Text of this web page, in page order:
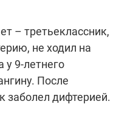
– третьеклассник,
не ходил на
у 9-летнего
После
заболел дифтерией.